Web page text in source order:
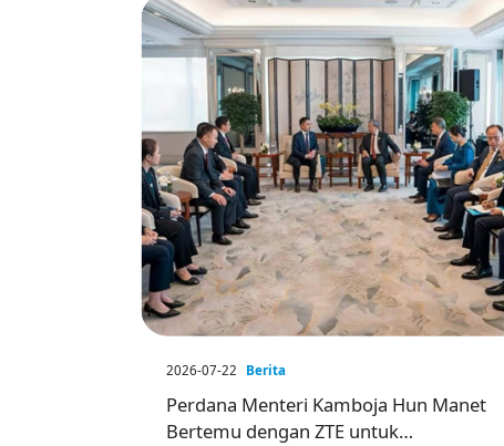
2026-07-22 Berita
Perdana Menteri Kamboja Hun Manet
Bertemu dengan ZTE untuk